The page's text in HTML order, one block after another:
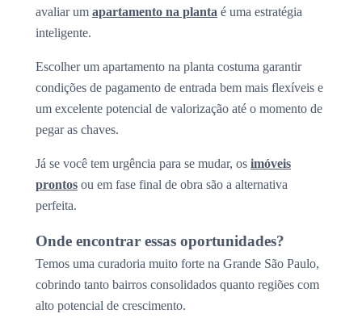
avaliar um apartamento na planta é uma estratégia
inteligente.
Escolher um apartamento na planta costuma garantir
condições de pagamento de entrada bem mais flexíveis e
um excelente potencial de valorização até o momento de
pegar as chaves.
Já se você tem urgência para se mudar, os imóveis
prontos ou em fase final de obra são a alternativa
perfeita.
Onde encontrar essas oportunidades?
Temos uma curadoria muito forte na Grande São Paulo,
cobrindo tanto bairros consolidados quanto regiões com
alto potencial de crescimento.